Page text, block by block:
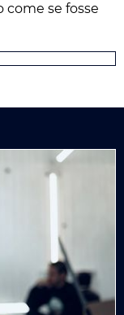
come se fosse